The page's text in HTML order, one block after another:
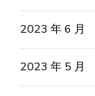
2023 年 6 月
2023 年 5 月